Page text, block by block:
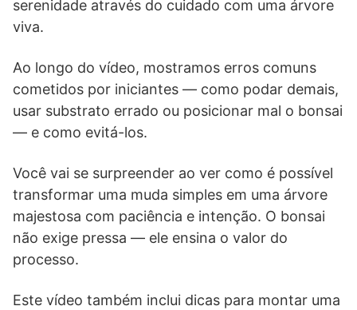
serenidade através do cuidado com uma árvore
viva.
Ao longo do vídeo, mostramos erros comuns
cometidos por iniciantes — como podar demais,
usar substrato errado ou posicionar mal o bonsai
— e como evitá-los.
Você vai se surpreender ao ver como é possível
transformar uma muda simples em uma árvore
majestosa com paciência e intenção. O bonsai
não exige pressa — ele ensina o valor do
processo.
Este vídeo também inclui dicas para montar uma